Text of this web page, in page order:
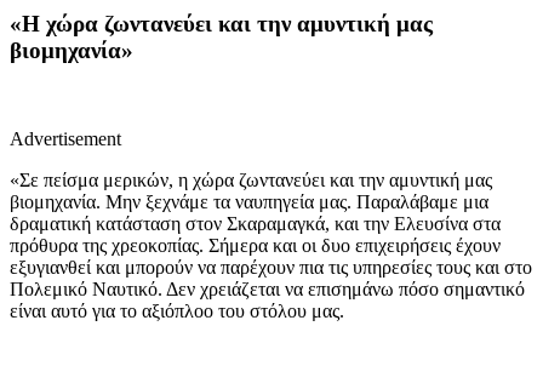
«Η χώρα ζωντανεύει και την αμυντική μας
βιομηχανία»
Advertisement
«Σε πείσμα μερικών, η χώρα ζωντανεύει και την αμυντική μας
βιομηχανία. Μην ξεχνάμε τα ναυπηγεία μας. Παραλάβαμε μια
δραματική κατάσταση στον Σκαραμαγκά, και την Ελευσίνα στα
πρόθυρα της χρεοκοπίας. Σήμερα και οι δυο επιχειρήσεις έχουν
εξυγιανθεί και μπορούν να παρέχουν πια τις υπηρεσίες τους και στο
Πολεμικό Ναυτικό. Δεν χρειάζεται να επισημάνω πόσο σημαντικό
είναι αυτό για το αξιόπλοο του στόλου μας.